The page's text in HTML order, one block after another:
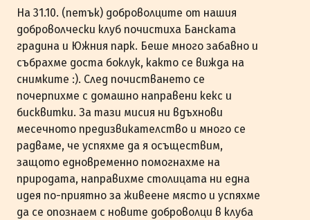
На 31.10. (петък) доброволците от нашия
доброволчески клуб почистиха Банската
градина и Южния парк. Беше много забавно и
събрахме доста боклук, както се вижда на
снимките :). След почистването се
почерпихме с домашно направени кекс и
бисквитки. За тази мисия ни вдъхнови
месечното предизвикателство и много се
радваме, че успяхме да я осъществим,
защото едновременно помогнахме на
природата, направихме столицата ни една
идея по-приятно за живеене място и успяхме
да се опознаем с новите доброволци в клуба